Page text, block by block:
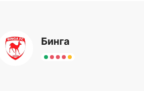
Бинга